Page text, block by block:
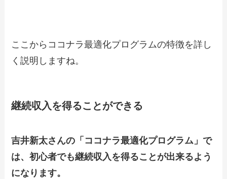
ここからココナラ最適化プログラムの特徴を詳し
く説明しますね。
継続収入を得ることができる
吉井新太さんの「ココナラ最適化プログラム」で
は、初心者でも継続収入を得ることが出来るよう
になります。